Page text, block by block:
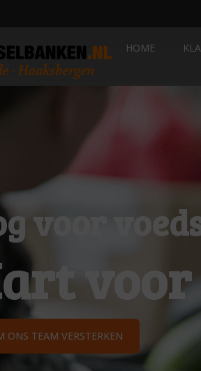
HOME
voor
voor
ONS TEAM VERSTERKEN